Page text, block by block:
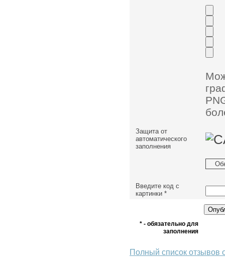
Защита от
автоматического
заполнения
Введите код с
картинки *
* - обязательно для
заполнения
Полный список отзывов